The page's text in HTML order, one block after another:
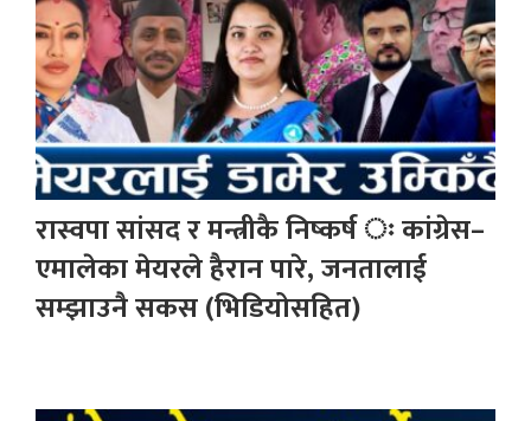
रास्वपा सांसद र मन्त्रीकै निष्कर्ष ः कांग्रेस–
एमालेका मेयरले हैरान पारे, जनतालाई
सम्झाउनै सकस (भिडियोसहित)